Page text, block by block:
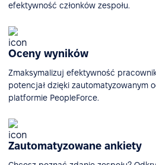
efektywność członków zespołu.
Oceny wyników
Zmaksymalizuj efektywność
potencjał dzięki zautomatyzowanym
platformie PeopleForce.
Zautomatyzowane ankiety